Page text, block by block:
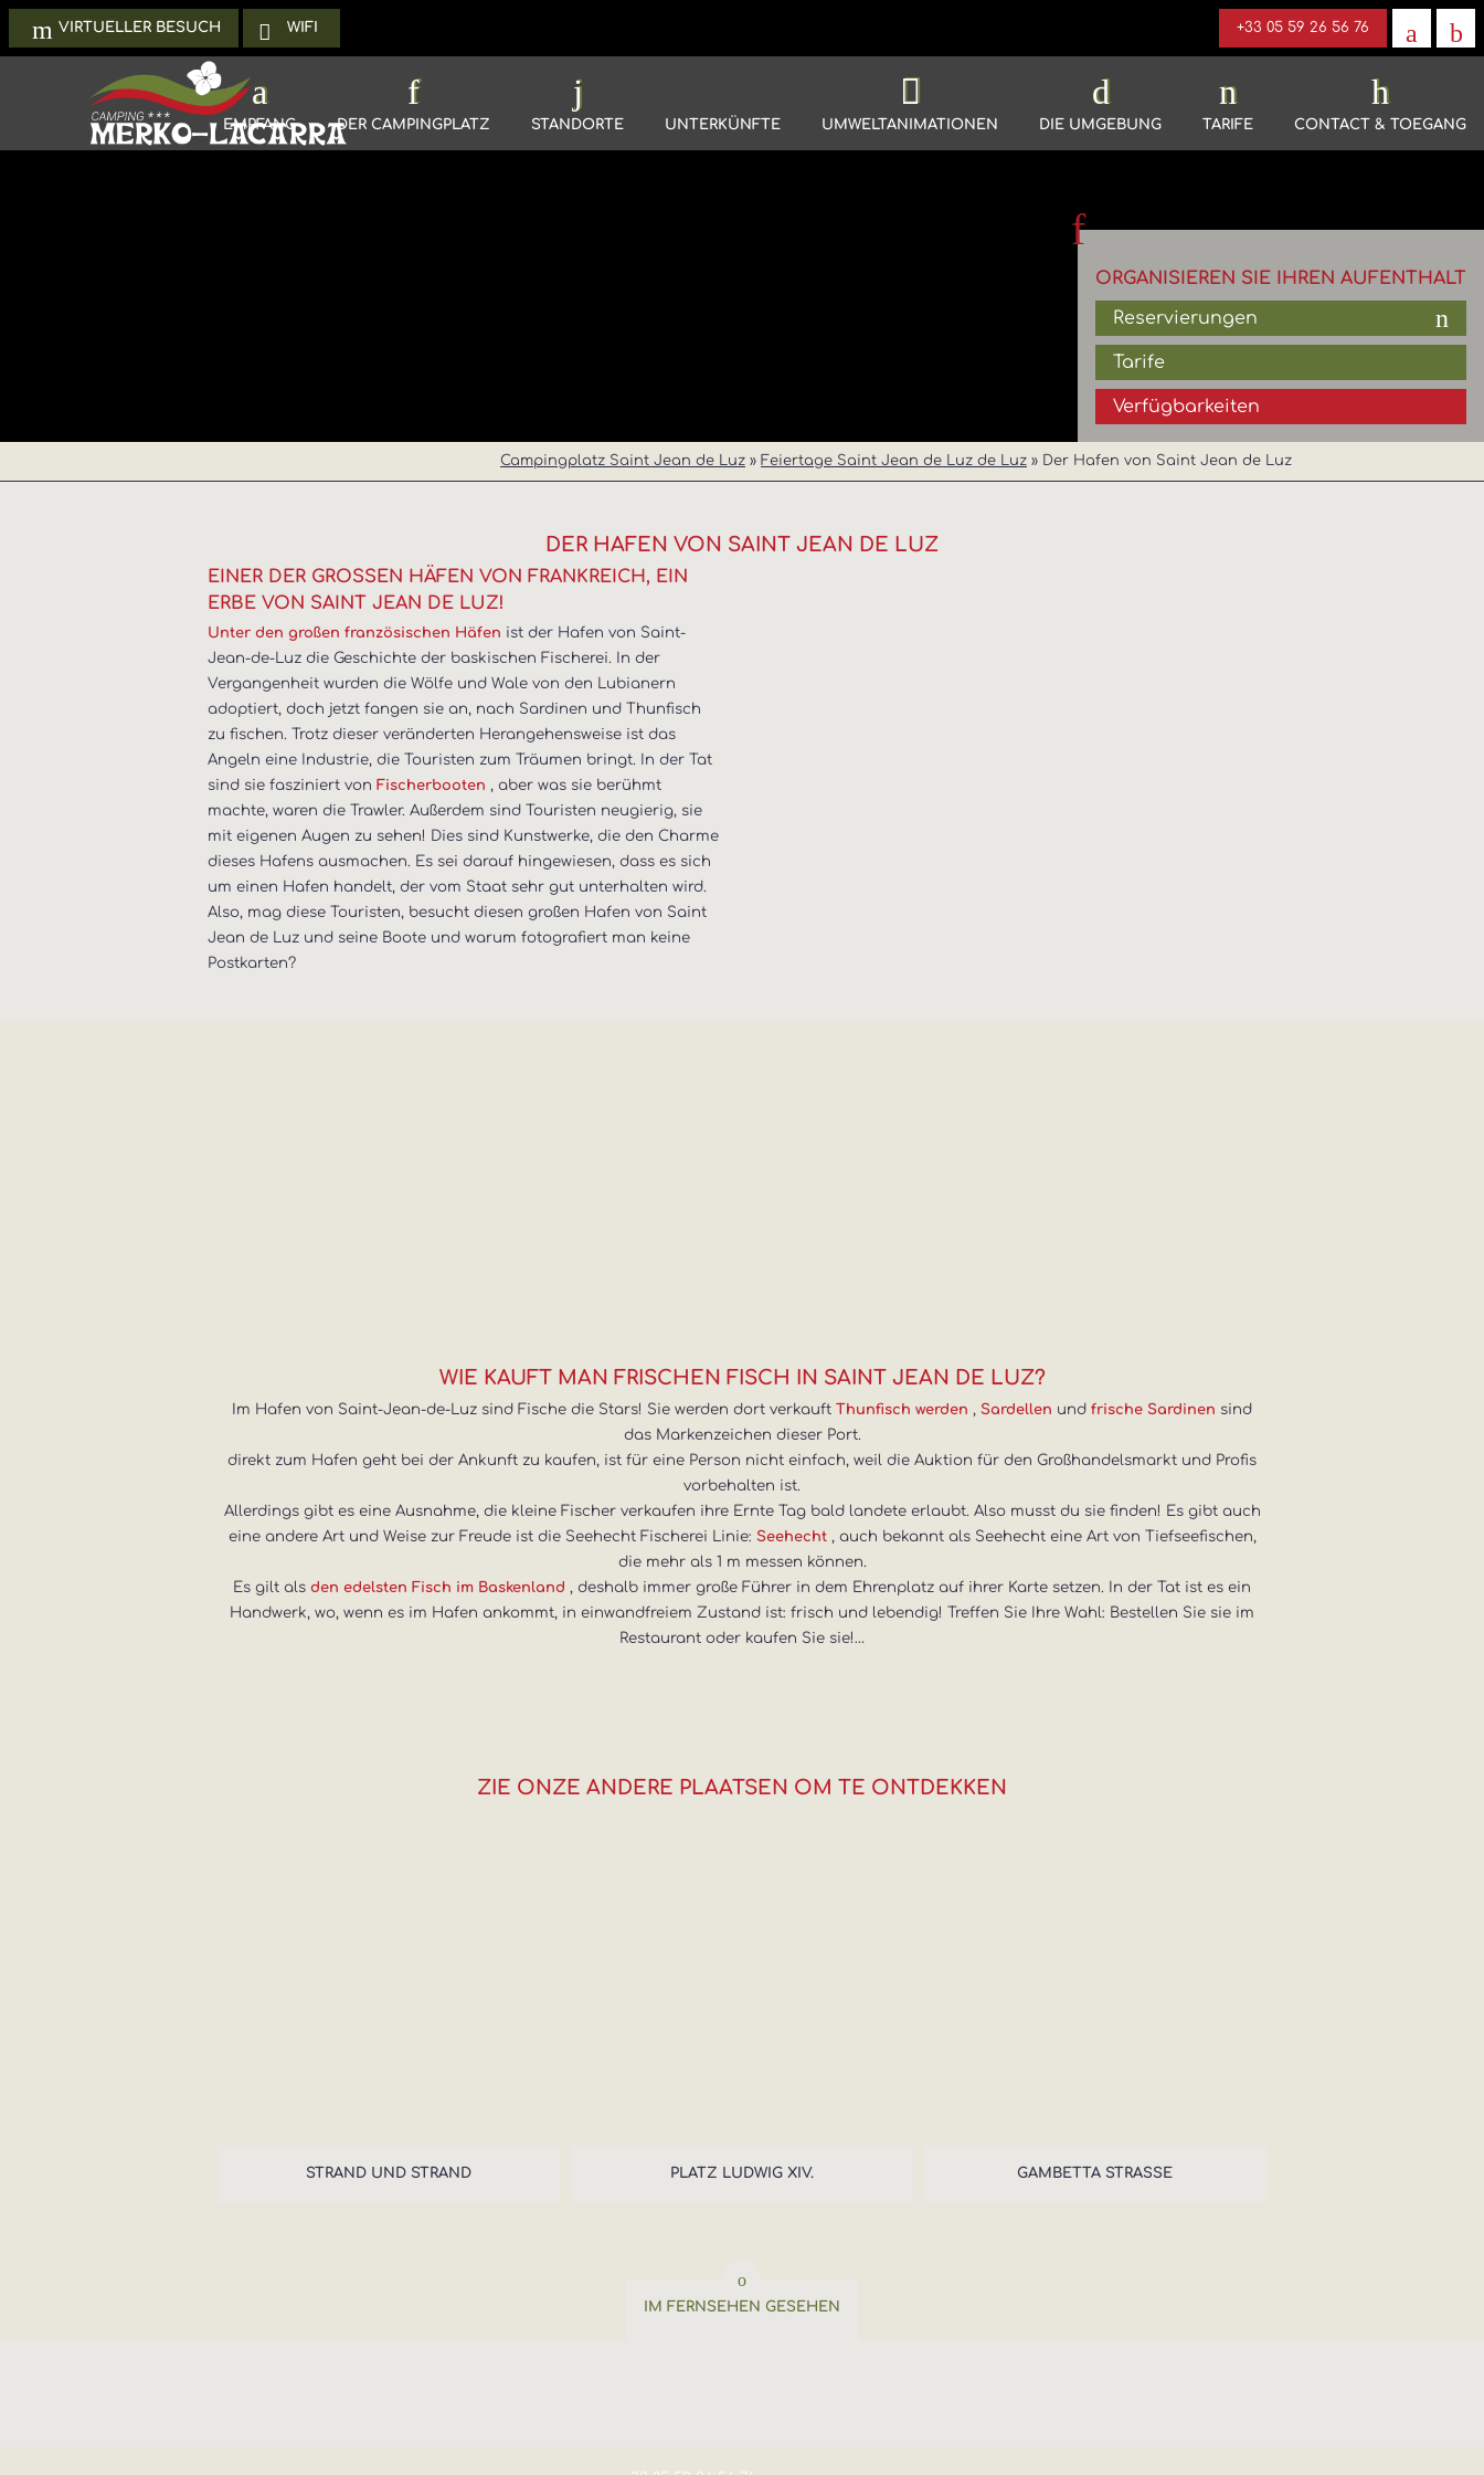
VIRTUELLER BESUCH WIFI +33 05 59 26 56 76
EMPFANG DER CAMPINGPLATZ STANDORTE UNTERKÜNFTE UMWELTANIMATIONEN DIE UMGEBUNG TARIFE CONTACT & TOEGANG
ORGANISIEREN SIE IHREN AUFENTHALT
Reservierungen
Tarife
Verfügbarkeiten
Campingplatz Saint Jean de Luz » Feiertage Saint Jean de Luz de Luz » Der Hafen von Saint Jean de Luz
DER HAFEN VON SAINT JEAN DE LUZ
EINER DER GROSSEN HÄFEN VON FRANKREICH, EIN E
RBE VON SAINT JEAN DE LUZ!
Unter den großen französischen Häfen ist der Hafen von Saint-
Jean-de-Luz die Geschichte der baskischen Fischerei. In der
Vergangenheit wurden die Wölfe und Wale von den Lubianern
adoptiert, doch jetzt fangen sie an, nach Sardinen und Thunfisch
zu fischen. Trotz dieser veränderten Herangehensweise ist das
Angeln eine Industrie, die Touristen zum Träumen bringt. In der Tat
sind sie fasziniert vonFischerbooten , aber was sie berühmt
machte, waren die Trawler. Außerdem sind Touristen neugierig, sie
mit eigenen Augen zu sehen! Dies sind Kunstwerke, die den Charme
dieses Hafens ausmachen. Es sei darauf hingewiesen, dass es sich
um einen Hafen handelt, der vom Staat sehr gut unterhalten wird.
Also, mag diese Touristen, besucht diesen großen Hafen von Saint
Jean de Luz und seine Boote und warum fotografiert man keine
Postkarten?
WIE KAUFT MAN FRISCHEN FISCH IN SAINT JEAN DE LUZ?
Im Hafen von Saint-Jean-de-Luz sind Fische die Stars! Sie werden dort verkauft Thunfisch werden , Sardellen und frische Sardinen sind
das Markenzeichen dieser Port.
direkt zum Hafen geht bei der Ankunft zu kaufen, ist für eine Person nicht einfach, weil die Auktion für den Großhandelsmarkt und Profis
vorbehalten ist.
Allerdings gibt es eine Ausnahme, die kleine Fischer verkaufen ihre Ernte Tag bald landete erlaubt. Also musst du sie finden! Es gibt auch
eine andere Art und Weise zur Freude ist die Seehecht Fischerei Linie: Seehecht , auch bekannt als Seehecht eine Art von Tiefseefischen,
die mehr als 1 m messen können.
Es gilt als den edelsten Fisch im Baskenland , deshalb immer große Führer in dem Ehrenplatz auf ihrer Karte setzen. In der Tat ist es ein
Handwerk, wo, wenn es im Hafen ankommt, in einwandfreiem Zustand ist: frisch und lebendig! Treffen Sie Ihre Wahl: Bestellen Sie sie im
Restaurant oder kaufen Sie sie!…
ZIE ONZE ANDERE PLAATSEN OM TE ONTDEKKEN
STRAND UND STRAND PLATZ LUDWIG XIV. GAMBETTA STRASSE
IM FERNSEHEN GESEHEN